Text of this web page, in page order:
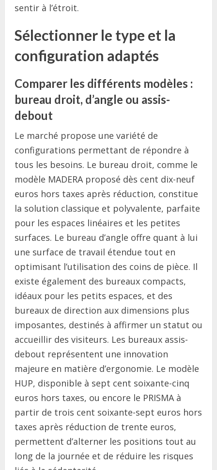
sentir à l’étroit.
Sélectionner le type et la
configuration adaptés
Comparer les différents modèles :
bureau droit, d’angle ou assis-
debout
Le marché propose une variété de
configurations permettant de répondre à
tous les besoins. Le bureau droit, comme le
modèle MADERA proposé dès cent dix-neuf
euros hors taxes après réduction, constitue
la solution classique et polyvalente, parfaite
pour les espaces linéaires et les petites
surfaces. Le bureau d’angle offre quant à lui
une surface de travail étendue tout en
optimisant l’utilisation des coins de pièce. Il
existe également des bureaux compacts,
idéaux pour les petits espaces, et des
bureaux de direction aux dimensions plus
imposantes, destinés à affirmer un statut ou
accueillir des visiteurs. Les bureaux assis-
debout représentent une innovation
majeure en matière d’ergonomie. Le modèle
HUP, disponible à sept cent soixante-cinq
euros hors taxes, ou encore le PRISMA à
partir de trois cent soixante-sept euros hors
taxes après réduction de trente euros,
permettent d’alterner les positions tout au
long de la journée et de réduire les risques